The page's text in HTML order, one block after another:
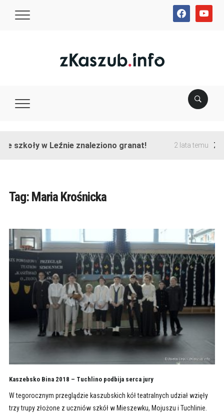
facebookyoutube
szkoły w Leźnie znaleziono granat! 2 lata temu
Tag: Maria Krośnicka
Kaszebsko Bina 2018 – Tuchlino podbija serca jury
W tegorocznym przeglądzie kaszubskich kół teatralnych udział wzięły
trzy trupy złożone z uczniów szkół w Mieszewku, Mojuszu i Tuchlinie.